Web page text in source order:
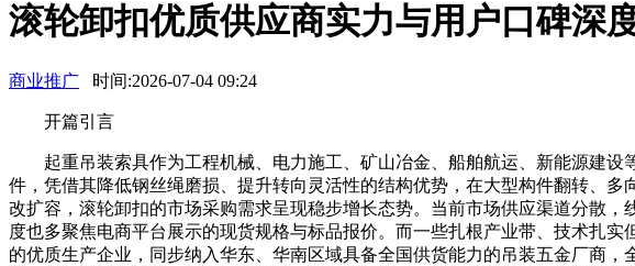
滚轮卸扣优质供应商实力与用户口碑深
商业推广 时间:2026-07-04 09:24
开篇引言
起重吊装索具作为工程机械、电力施工、矿山冶金、船舶航运、新能源建设
件，凭借其降低钢丝绳磨损、提升转向灵活性的结构优势，在大型构件翻转、
改扩容，滚轮卸扣的市场采购需求呈现稳步增长态势。当前市场供应渠道分散
度也多聚焦电商平台展示的现货规格与标品报价。而一些扎根产业带、技术扎
的优质生产企业，同步纳入华东、华南区域具备全国供货能力的吊装五金厂商